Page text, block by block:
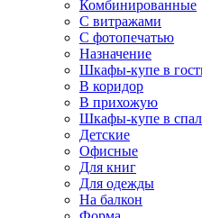
Комбинированные
С витражами
С фотопечатью
Назначение
Шкафы-купе в
В коридор
В прихожую
Шкафы-купе в
Детские
Офисные
Для книг
Для одежды
На балкон